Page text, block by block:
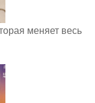
меняет весь